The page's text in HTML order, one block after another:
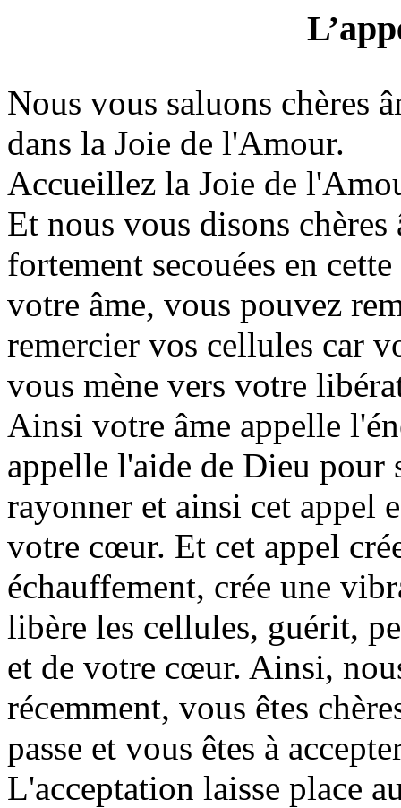
Nous vous saluons chères
dans la Joie de l'Amour.
Accueillez la Joie de
Et nous vous disons
fortement secouées en
votre âme, vous pouvez
remercier vos cellules car
vous mène vers votre
Ainsi votre âme appelle
appelle l'aide de Dieu
rayonner et ainsi cet appel
votre cœur. Et cet appel
échauffement, crée une
libère les cellules, guérit,
et de votre cœur. Ainsi,
récemment, vous êtes
passe et vous êtes à
L'acceptation laisse place